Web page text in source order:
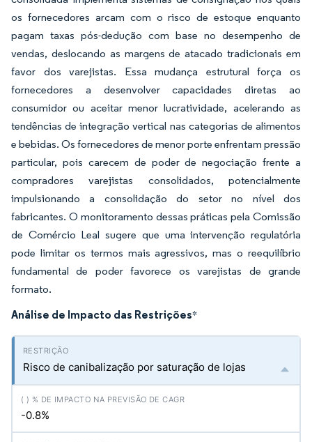
os fornecedores arcam com o risco de estoque enquanto
pagam taxas pós-dedução com base no desempenho de
vendas, deslocando as margens de atacado tradicionais em
favor dos varejistas. Essa mudança estrutural força os
fornecedores a desenvolver capacidades diretas ao
consumidor ou aceitar menor lucratividade, acelerando as
tendências de integração vertical nas categorias de alimentos
e bebidas. Os fornecedores de menor porte enfrentam pressão
particular, pois carecem de poder de negociação frente a
compradores varejistas consolidados, potencialmente
impulsionando a consolidação do setor no nível dos
fabricantes. O monitoramento dessas práticas pela Comissão
de Comércio Leal sugere que uma intervenção regulatória
pode limitar os termos mais agressivos, mas o reequilíbrio
fundamental de poder favorece os varejistas de grande
formato.
Análise de Impacto das Restrições*
Risco de canibalização por saturação de lojas
-0.8%